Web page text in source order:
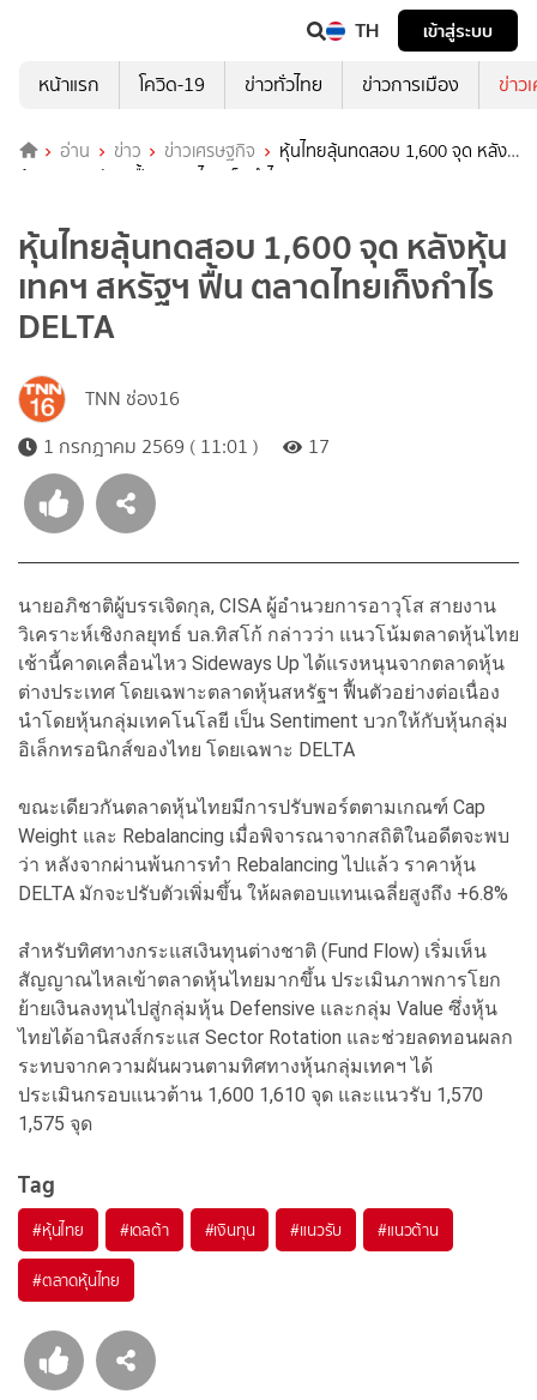
TH
เข้าสู่ระบบ
หน้าแรก
โควิด-19 ข่าวทั่วไทย ข่าวการเมือง ข่าว
อ่าน ข่าว ข่าวเศรษฐกิจ
หุ้นไทยลุ้นทดสอบ 1,600 จุด หลัง
หุ้นเทคฯ สหรัฐฯ ฟื้น ตลาดไทยเก็งกำไร DELTA
หุ้นไทยลุ้นทดสอบ 1,600 จุด หลังหุ้น
เทคฯ สหรัฐฯ ฟื้น ตลาดไทยเก็งกำไร
DELTA
TNN ช่อง16
1 กรกฎาคม 2569 ( 11:01 )
17
นายอภิชาติผู้บรรเจิดกุล, CISA ผู้อำนวยการอาวุโส สายงาน
วิเคราะห์เชิงกลยุทธ์ บล.ทิสโก้ กล่าวว่า แนวโน้มตลาดหุ้นไทย
เช้านี้คาดเคลื่อนไหว Sideways Up ได้แรงหนุนจากตลาดหุ้น
ต่างประเทศ โดยเฉพาะตลาดหุ้นสหรัฐฯ ฟื้นตัวอย่างต่อเนื่อง
นำโดยหุ้นกลุ่มเทคโนโลยี เป็น Sentiment บวกให้กับหุ้นกลุ่ม
อิเล็กทรอนิกส์ของไทย โดยเฉพาะ DELTA
ขณะเดียวกันตลาดหุ้นไทยมีการปรับพอร์ตตามเกณฑ์ Cap
Weight และ Rebalancing เมื่อพิจารณาจากสถิติในอดีตจะพบ
ว่า หลังจากผ่านพ้นการทำ Rebalancing ไปแล้ว ราคาหุ้น
DELTA มักจะปรับตัวเพิ่มขึ้น ให้ผลตอบแทนเฉลี่ยสูงถึง +6.8%
สำหรับทิศทางกระแสเงินทุนต่างชาติ (Fund Flow) เริ่มเห็น
สัญญาณไหลเข้าตลาดหุ้นไทยมากขึ้น ประเมินภาพการโยก
ย้ายเงินลงทุนไปสู่กลุ่มหุ้น Defensive และกลุ่ม Value ซึ่งหุ้น
ไทยได้อานิสงส์กระแส Sector Rotation และช่วยลดทอนผลก
ระทบจากความผันผวนตามทิศทางหุ้นกลุ่มเทคฯ ได้
ประเมินกรอบแนวต้าน 1,600 1,610 จุด และแนวรับ 1,570
1,575 จุด
Tag
#หุ้นไทย #เดลต้า #เงินทุน #แนวรับ #แนวต้าน
#ตลาดหุ้นไทย